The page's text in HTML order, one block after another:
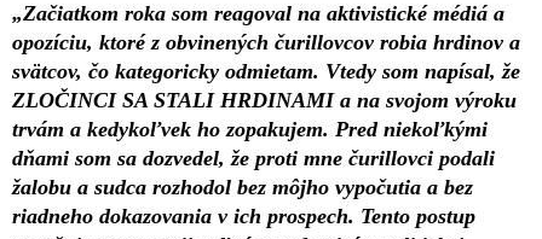
„Začiatkom roka som reagoval na aktivistické médiá a
opozíciu, ktoré z obvinených čurillovcov robia hrdinov a
svätcov, čo kategoricky odmietam. Vtedy som napísal, že
ZLOČINCI SA STALI HRDINAMI a na svojom výroku
trvám a kedykoľvek ho zopakujem. Pred niekoľkými
dňami som sa dozvedel, že proti mne čurillovci podali
žalobu a sudca rozhodol bez môjho vypočutia a bez
riadneho dokazovania v ich prospech. Tento postup